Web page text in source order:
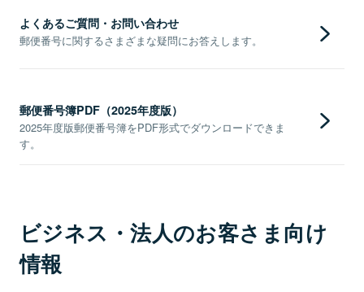
よくあるご質問・お問い合わせ
郵便番号に関するさまざまな疑問にお答えします。
郵便番号簿PDF（2025年度版）
2025年度版郵便番号簿をPDF形式でダウンロードできま
す。
ビジネス・法人のお客さま向け
情報